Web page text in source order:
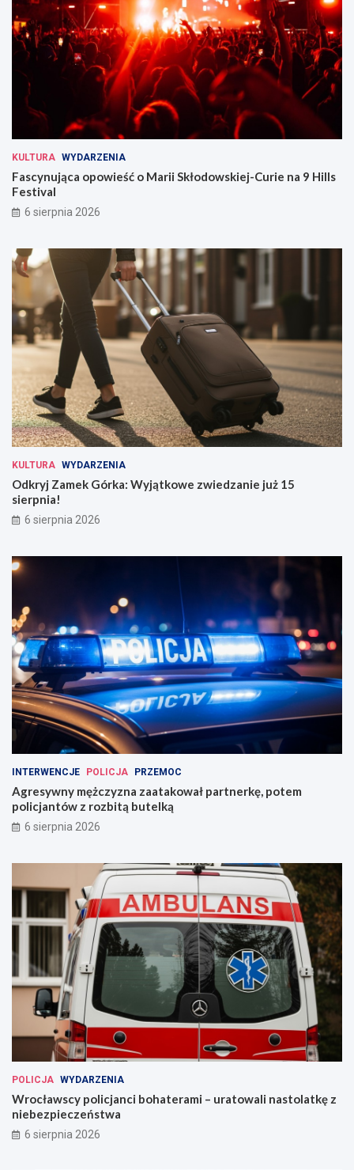
KULTURA WYDARZENIA
Fascynująca opowieść o Marii Skłodowskiej-Curie na 9 Hills
Festival
6 sierpnia 2026
KULTURA WYDARZENIA
Odkryj Zamek Górka: Wyjątkowe zwiedzanie już 15
sierpnia!
6 sierpnia 2026
INTERWENCJE POLICJA PRZEMOC
Agresywny mężczyzna zaatakował partnerkę, potem
policjantów z rozbitą butelką
6 sierpnia 2026
POLICJA WYDARZENIA
Wrocławscy policjanci bohaterami – uratowali nastolatkę z
niebezpieczeństwa
6 sierpnia 2026